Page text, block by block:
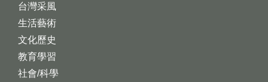
台灣采風
生活藝術
文化歷史
教育學習
社會/科學